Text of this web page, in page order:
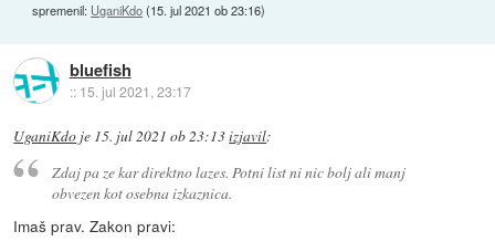
spremenil: UganiKdo(15. jul 2021 ob 23:16)
bluefish
:: 15. jul 2021, 23:17
UganiKdo je 15. jul 2021 ob 23:13izjavil:
Zdaj pa ze kar direktno lazes. Potni list ni nic bolj ali manj
obvezen kot osebna izkaznica.
Imaš prav. Zakon pravi: